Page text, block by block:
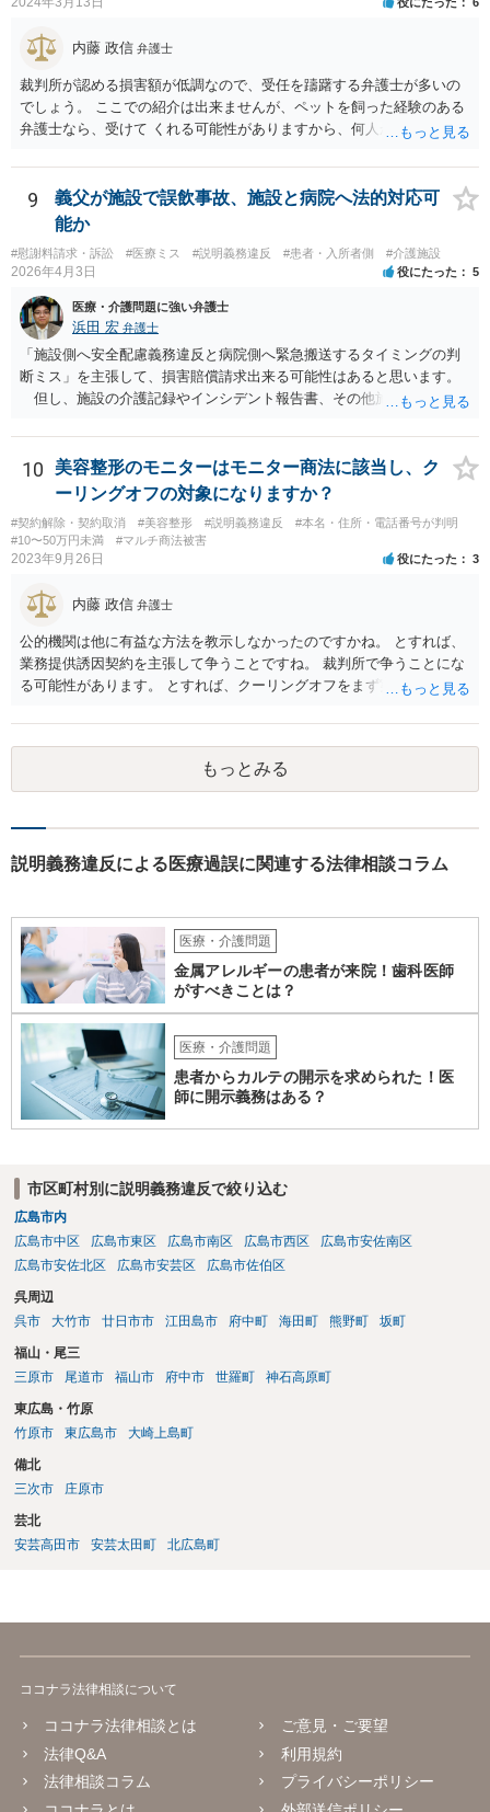
内藤 政信 弁護士
裁判所が認める損害額が低調なので、受任を躊躇する弁護士が多いの
でしょう。 ここでの紹介は出来ませんが、ペットを飼った経験のある
弁護士なら、受けて くれる可能性がありますから、何人か問い合わせ
9
義父が施設で誤飲事故、施設と病院へ法的対応可
能か
#慰謝料請求・訴訟 #医療ミス #説明義務違反 #患者・入所者側 #介護施設
2026年4月3日 役にたった 5
医療・介護問題に強い弁護士
浜田 宏 弁護士
「施設側へ安全配慮義務違反と病院側へ緊急搬送するタイミングの判
断ミス」を主張して、損害賠償請求出来る可能性はあると思います。
但し、施設の介護記録やインシデント報告書、その他施設内で作成
れているのであれば消防の記録等を調査してみなければ、裁判で勝て
る可能性があるかどうかまでは判断できません。これはどの介護事
故・医療事故でも同様です。 一度弁護士にご相談の上、まずは調査
事件として依頼された方が良いと思います。
10
美容整形のモニターはモニター商法に該当し、ク
ーリングオフの対象になりますか？
#契約解除・契約取消 #美容整形 #説明義務違反
#本名・住所・電話番号が判明
#10〜50万円未満
#マルチ商法被害
2023年9月26日 役にたった 3
内藤 政信 弁護士
公的機関は他に有益な方法を教示しなかったのですかね。 とすれば、
業務提供誘因契約を主張して争うことですね。 裁判所で争うことにな
る可能性があります。 とすれば、クーリングオフをまず実行すること
もっとみる
説明義務違反による医療過誤に関連する法律相談コラム
医療・介護問題
金属アレルギーの患者が来院！歯科医師
がすべきことは？
医療・介護問題
患者からカルテの開示を求められた！医
師に開示義務はある？
市区町村別に説明義務違反で絞り込む
広島市内
広島市中区
広島市東区 広島市南区 広島市西区
広島市安佐南区
広島市安佐北区
広島市安芸区 広島市佐伯区
呉周辺
呉市
大竹市 廿日市市 江田島市 府中町 海田町 熊野町 坂町
福山・尾三
三原市
尾道市 福山市 府中市 世羅町 神石高原町
東広島・竹原
竹原市
東広島市 大崎上島町
備北
三次市
庄原市
芸北
安芸高田市
安芸太田町 北広島町
ココナラ法律相談について
ココナラ法律相談とは
法律Q&A
法律相談コラム
ご意見・ご要望
利用規約
プライバシーポリシー